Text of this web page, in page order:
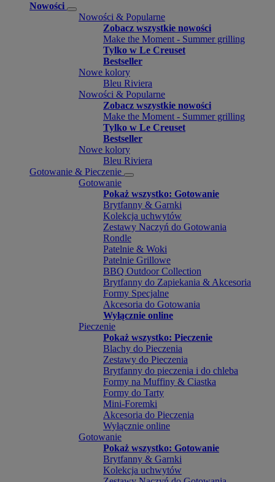
Nowości
Nowości & Popularne
Zobacz wszystkie nowości
Make the Moment - Summer grilling
Tylko w Le Creuset
Bestseller
Nowe kolory
Bleu Riviera
Nowości & Popularne
Zobacz wszystkie nowości
Make the Moment - Summer grilling
Tylko w Le Creuset
Bestseller
Nowe kolory
Bleu Riviera
Gotowanie & Pieczenie
Gotowanie
Pokaż wszystko: Gotowanie
Brytfanny & Garnki
Kolekcja uchwytów
Zestawy Naczyń do Gotowania
Rondle
Patelnie & Woki
Patelnie Grillowe
BBQ Outdoor Collection
Brytfanny do Zapiekania & Akcesoria
Formy Specjalne
Akcesoria do Gotowania
Wyłącznie online
Pieczenie
Pokaż wszystko: Pieczenie
Blachy do Pieczenia
Zestawy do Pieczenia
Brytfanny do pieczenia i do chleba
Formy na Muffiny & Ciastka
Formy do Tarty
Mini-Foremki
Akcesoria do Pieczenia
Wyłącznie online
Gotowanie
Pokaż wszystko: Gotowanie
Brytfanny & Garnki
Kolekcja uchwytów